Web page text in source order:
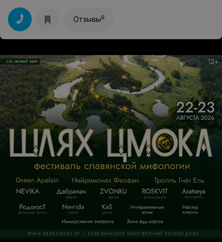
Отзывы9